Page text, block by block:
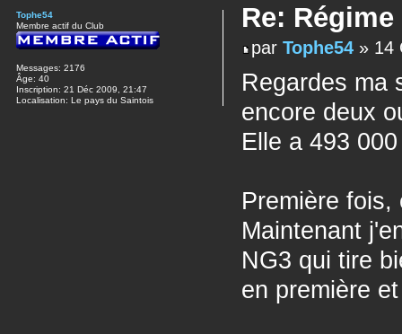
Re:
parTophe54 » 14
Regardes ma
encore deux
Elle a 493
Première
Maintenant
NG3 qui tire
en première
Tophe54
Membre actif du Club
Messages: 2176
Âge: 40
Inscription: 21 Déc 2009, 21:47
Localisation: Le pays du Saintois